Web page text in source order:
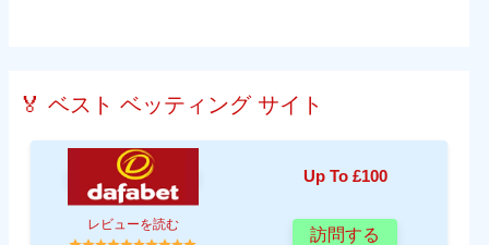
🏅 ベスト ベッティング サイト
Up To £100
レビューを読む
訪問する